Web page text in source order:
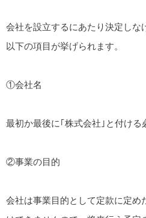
会社を設立するにあたり決定しな
以下の項目が挙げられます。
①会社名
最初か最後に｢株式会社｣と付ける
②事業の目的
会社は事業目的として定款に定め